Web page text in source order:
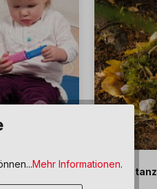
Feentanz
Mehr Informationen.